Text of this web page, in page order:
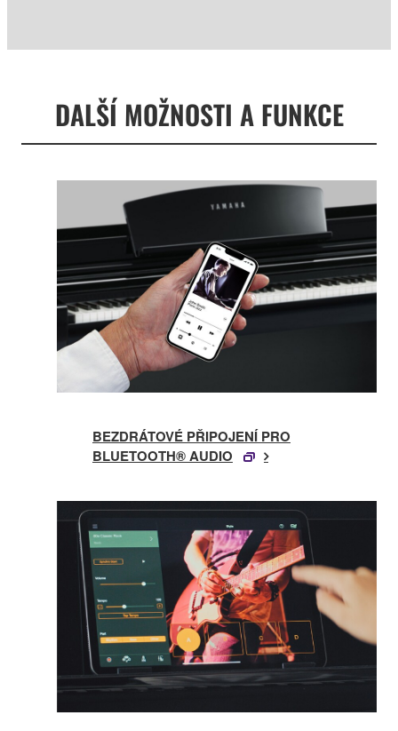
DALŠÍ MOŽNOSTI A FUNKCE
BEZDRÁTOVÉ PŘIPOJENÍ PRO
BLUETOOTH® AUDIO